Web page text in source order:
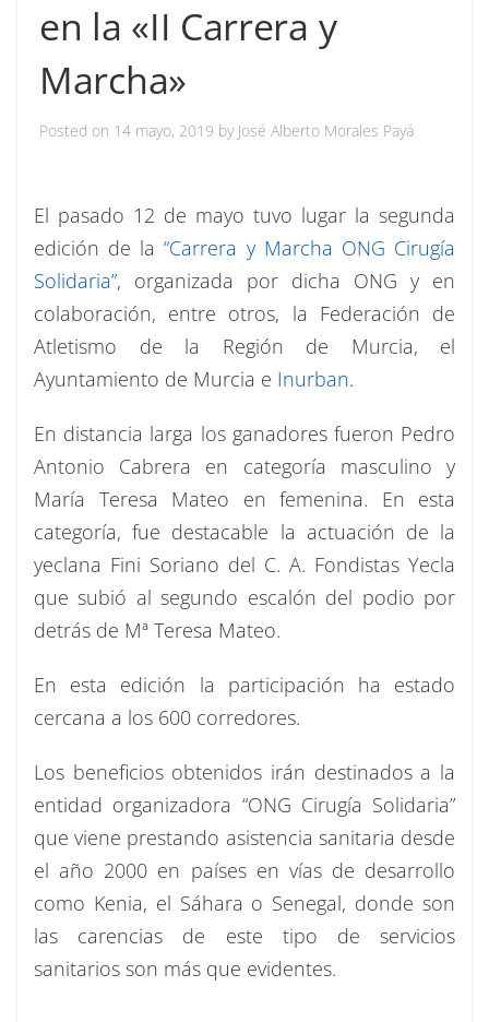
en la «II Carrera y
Marcha»
Posted on 14 mayo, 2019 by José Alberto Morales Payá
El pasado 12 de mayo tuvo lugar la segunda
edición de la“Carrera y Marcha ONG Cirugía
Solidaria”, organizada por dicha ONG y en
colaboración, entre otros, la Federación de
Atletismo de la Región de Murcia, el
Ayuntamiento de Murcia e Inurban.
En distancia larga los ganadores fueron Pedro
Antonio Cabrera en categoría masculino y
María Teresa Mateo en femenina. En esta
categoría, fue destacable la actuación de la
yeclana Fini Soriano del C. A. Fondistas Yecla
que subió al segundo escalón del podio por
detrás de Mª Teresa Mateo.
En esta edición la participación ha estado
cercana a los 600 corredores.
Los beneficios obtenidos irán destinados a la
entidad organizadora “ONG Cirugía Solidaria”
que viene prestando asistencia sanitaria desde
el año 2000 en países en vías de desarrollo
como Kenia, el Sáhara o Senegal, donde son
las carencias de este tipo de servicios
sanitarios son más que evidentes.